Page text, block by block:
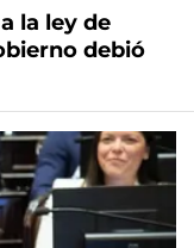
la ley de
debió